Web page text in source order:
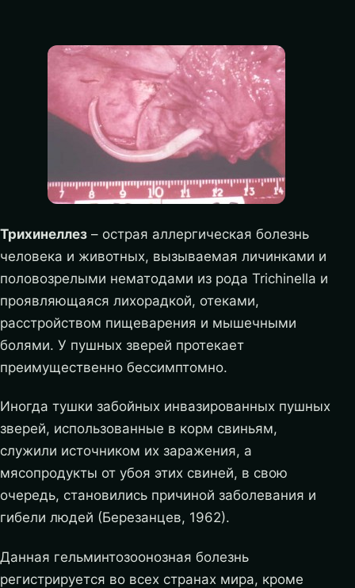
Трихинеллез – острая аллергическая болезнь
человека и животных, вызываемая личинками и
половозрелыми нематодами из рода Trichinella и
проявляющаяся лихорадкой, отеками,
расстройством пищеварения и мышечными
болями. У пушных зверей протекает
преимущественно бессимптомно.
Иногда тушки забойных инвазированных пушных
зверей, использованные в корм свиньям,
служили источником их заражения, а
мясопродукты от убоя этих свиней, в свою
очередь, становились причиной заболевания и
гибели людей (Березанцев, 1962).
Данная гельминтозоонозная болезнь
регистрируется во всех странах мира, кроме